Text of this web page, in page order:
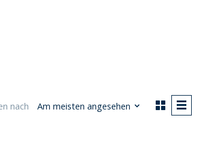
nach Am meisten angesehen